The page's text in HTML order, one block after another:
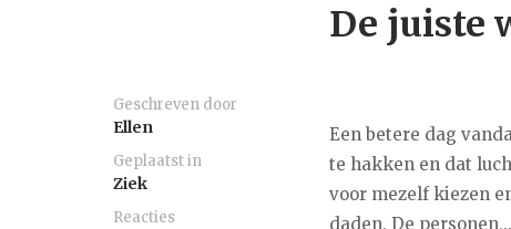
De juiste
Geschreven door
Ellen
Geplaatst in
Ziek
Reacties
Een betere dag
te hakken en dat
voor mezelf kiezen
daden. De